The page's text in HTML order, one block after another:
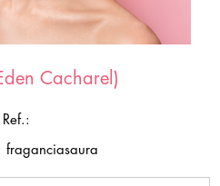
Cacharel)
Ref.:
fraganciasaura